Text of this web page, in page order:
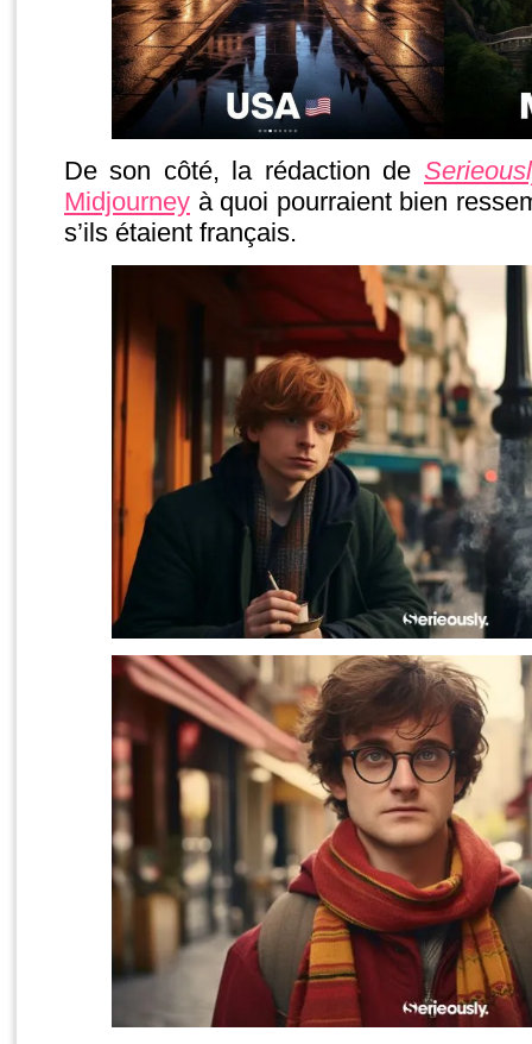
De son côté, la rédaction de
Midjourney à quoi pourraient bien
s’ils étaient français.